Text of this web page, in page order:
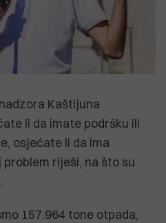
Kaštijuna
li da imate podršku ili
osjećate li da ima
riješi, na što su
157.964 tone otpada,